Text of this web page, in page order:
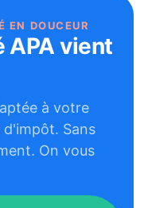
EN DOUCEUR
APA vient
à votre
Sans
On vous